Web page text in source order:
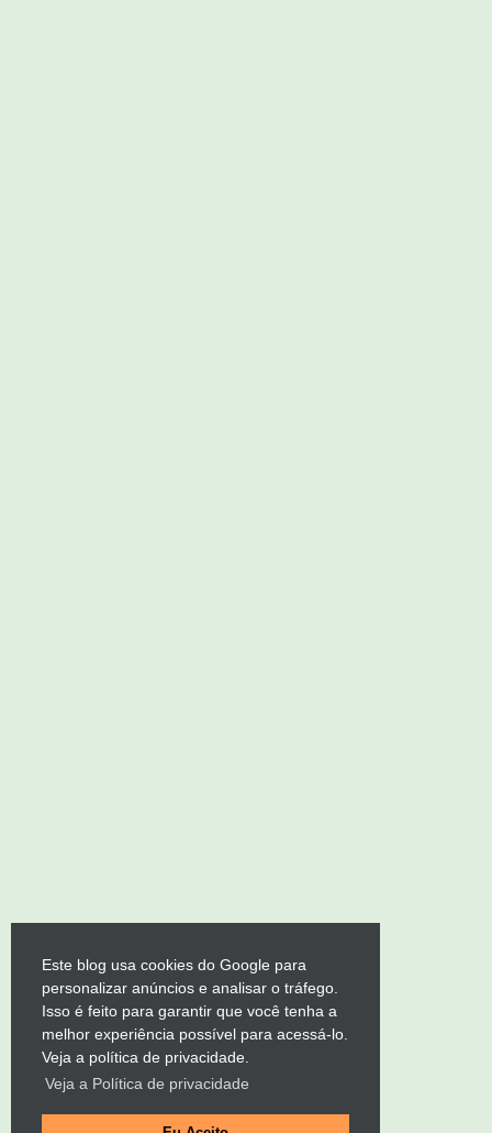
Este blog usa cookies do Google para
personalizar anúncios e analisar o tráfego.
Isso é feito para garantir que você tenha a
melhor experiência possível para acessá-lo.
Veja a política de privacidade.
Veja a Política de privacidade